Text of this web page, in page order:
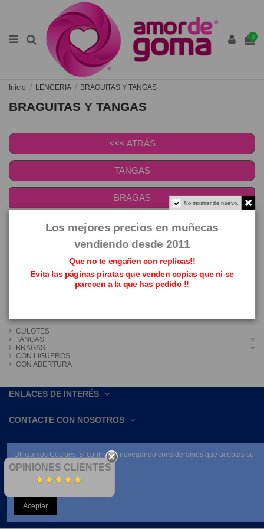
0
Inicio LENCERIA BRAGUITAS Y TANGAS
BRAGUITAS Y TANGAS
<<< ATRÁS
TANGAS
BRAGAS
CON LIGUEROS
No hay productos disponibles
CULOTES
TANGAS
BRAGAS
CON LIGUEROS
CON ABERTURA
ENLACES DE INTERÉS
CONTACTE CON NOSOTROS
OPINIONES CLIENTES
NEWSLETTER
No mostrar de nuevo.
Los mejores precios en muñecas
vendiendo desde 2011
Que no te engañen con replicas!!
Evita las páginas piratas que venden copias que ni se
parecen a la que has pedido !!
Utilizamos Cookies, si continúas navegando consideramos que aceptas su
uso.
Leer condiciones
Aceptar